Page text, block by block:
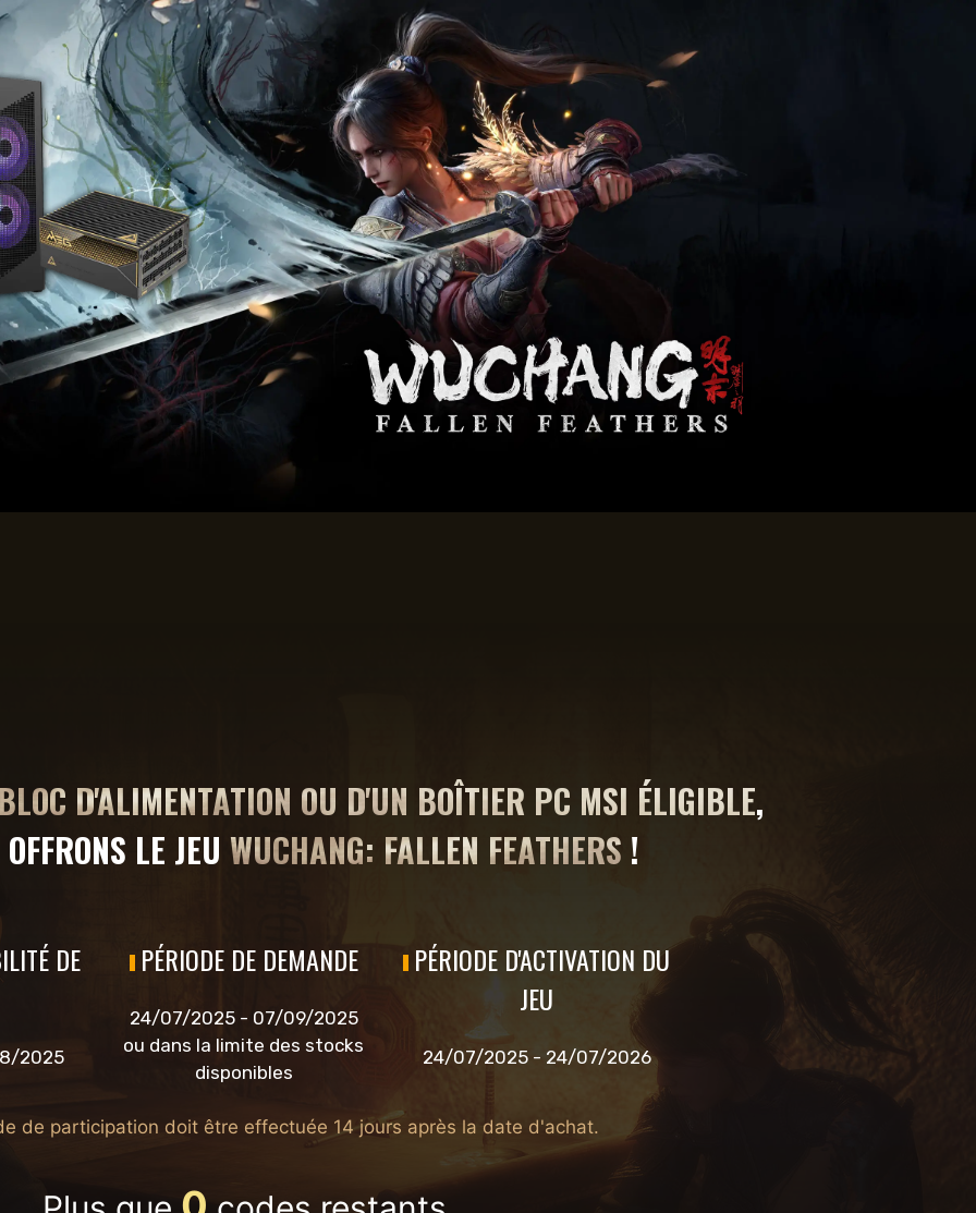
D'ALIMENTATION OU D'UN BOÎTIER PC MSI ÉLIGIBLE,
LE JEU WUCHANG: FALLEN FEATHERS !
DE
2025
PÉRIODE DE DEMANDE
24/07/2025 - 07/09/2025
ou dans la limite des stocks
disponibles
PÉRIODE D'ACTIVATION DU
JEU
24/07/2025 - 24/07/2026
de participation doit être effectuée 14 jours après la date d'achat.